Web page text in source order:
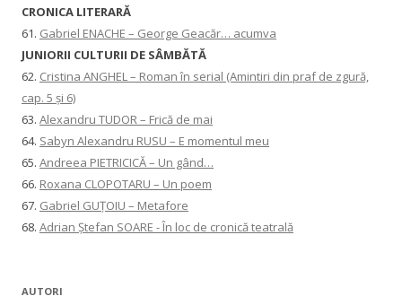
CRONICA LITERARĂ
61. Gabriel ENACHE – George Geacăr… acumva
JUNIORII CULTURII DE SÂMBĂTĂ
62. Cristina ANGHEL – Roman în serial (Amintiri din praf de zgură,
cap. 5 și 6)
63. Alexandru TUDOR – Frică de mai
64. Sabyn Alexandru RUSU – E momentul meu
65. Andreea PIETRICICĂ – Un gând…
66. Roxana CLOPOTARU – Un poem
67. Gabriel GUȚOIU – Metafore
68. Adrian Ștefan SOARE - În loc de cronică teatrală
AUTORI